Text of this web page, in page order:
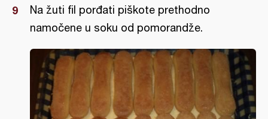
Na žuti fil porđati piškote prethodno
namočene u soku od pomorandže.